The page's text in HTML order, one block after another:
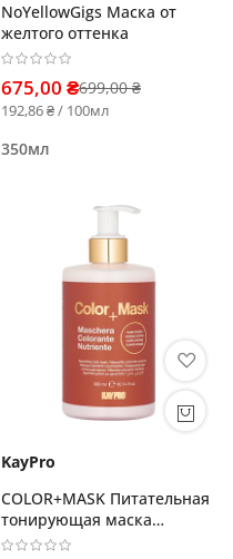
NoYellowGigs Маска от
желтого оттенка
675,00 ₴699,00 ₴
192,86 ₴ / 100мл
350мл
KayPro
COLOR+MASK Питательная
тонирующая маска
Интенсивная медь